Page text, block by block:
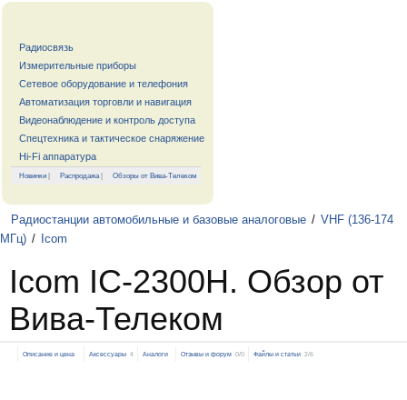
Радиосвязь
Измерительные приборы
Сетевое оборудование и телефония
Автоматизация торговли и навигация
Видеонаблюдение и контроль доступа
Спецтехника и тактическое снаряжение
Hi-Fi аппаратура
Новинки | Распродажа| Обзоры от Вива-Телеком
Радиостанции автомобильные и базовые аналоговые / VHF (136-174
МГц) / Icom
Icom IC-2300H. Обзор от
Вива-Телеком
Описание и цена Аксессуары 4 Аналоги Отзывы и форум 0/0 Файлы и статьи 2/6